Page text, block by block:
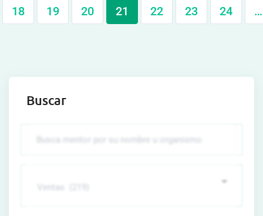
18 19 20 21 22 23 24 …
Buscar